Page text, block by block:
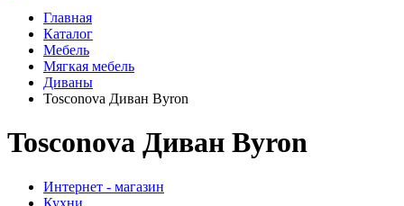
Главная
Каталог
Мебель
Мягкая мебель
Диваны
Tosconova Диван Byron
Tosconova Диван Byron
Интернет - магазин
Кухни